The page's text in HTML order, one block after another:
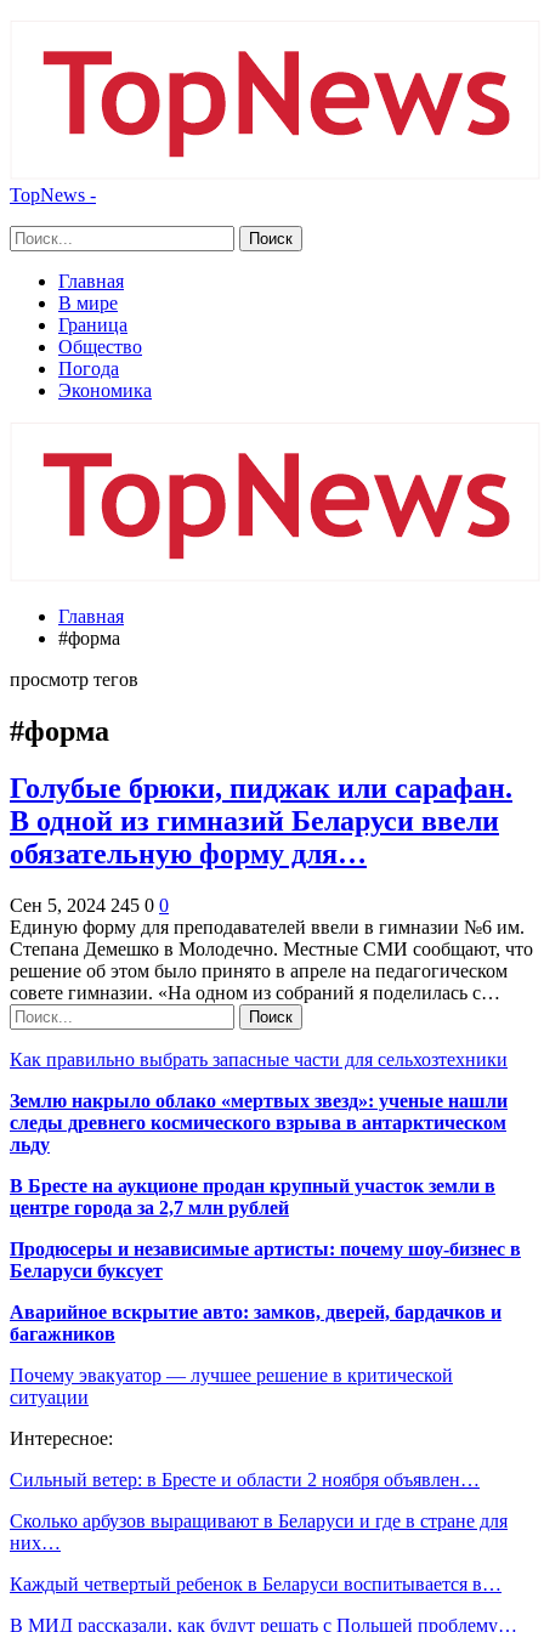
TopNews -
Главная
В мире
Граница
Общество
Погода
Экономика
Главная
#форма
просмотр тегов
#форма
Голубые брюки, пиджак или сарафан.
В одной из гимназий Беларуси ввели
обязательную форму для…
Сен 5, 2024 245 0 0
Единую форму для преподавателей ввели в гимназии №6 им.
Степана Демешко в Молодечно. Местные СМИ сообщают, что
решение об этом было принято в апреле на педагогическом
совете гимназии. «На одном из собраний я поделилась с…
Как правильно выбрать запасные части для сельхозтехники
Землю накрыло облако «мертвых звезд»: ученые нашли
следы древнего космического взрыва в антарктическом
льду
В Бресте на аукционе продан крупный участок земли в
центре города за 2,7 млн рублей
Продюсеры и независимые артисты: почему шоу-бизнес в
Беларуси буксует
Аварийное вскрытие авто: замков, дверей, бардачков и
багажников
Почему эвакуатор — лучшее решение в критической
ситуации
Интересное:
Сильный ветер: в Бресте и области 2 ноября объявлен…
Сколько арбузов выращивают в Беларуси и где в стране для
них…
Каждый четвертый ребенок в Беларуси воспитывается в…
В МИД рассказали, как будут решать с Польшей проблему…